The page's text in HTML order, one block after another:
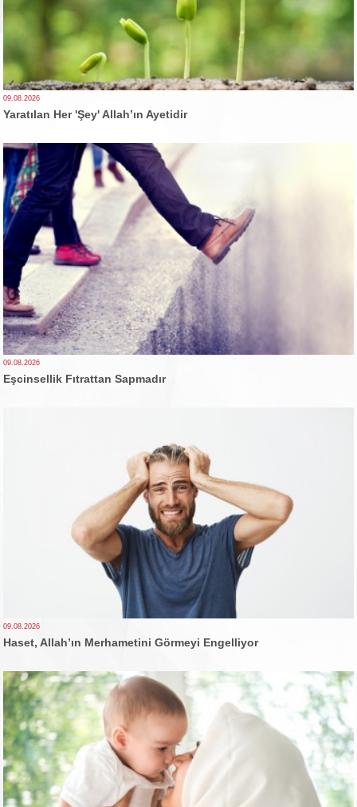
09.08.2026
Yaratılan Her 'Şey' Allah’ın Ayetidir
09.08.2026
Eşcinsellik Fıtrattan Sapmadır
09.08.2026
Haset, Allah’ın Merhametini Görmeyi Engelliyor